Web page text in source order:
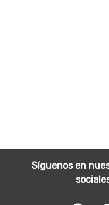
Síguenos en